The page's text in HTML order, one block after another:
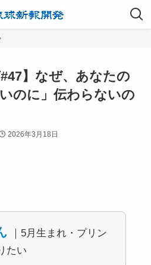
#47】なぜ、あなたの
のに」伝わらないの
2026年3月18日
｜5月生まれ・プリン
たい